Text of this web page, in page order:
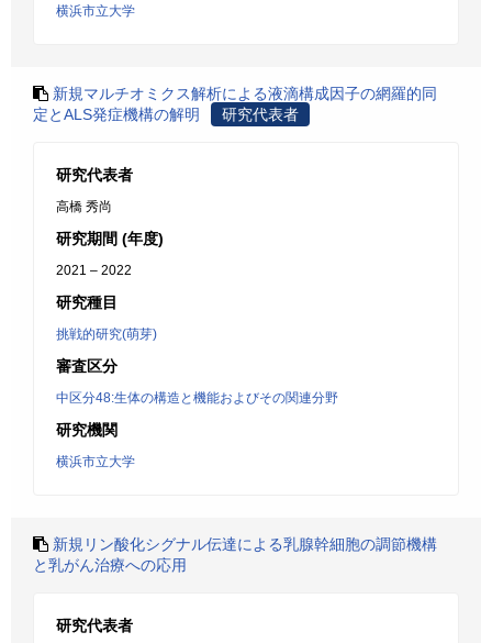
横浜市立大学
新規マルチオミクス解析による液滴構成因子の網羅的同
定とALS発症機構の解明
研究代表者
研究代表者
高橋 秀尚
研究期間 (年度)
2021 – 2022
研究種目
挑戦的研究(萌芽)
審査区分
中区分48:生体の構造と機能およびその関連分野
研究機関
横浜市立大学
新規リン酸化シグナル伝達による乳腺幹細胞の調節機構
と乳がん治療への応用
研究代表者